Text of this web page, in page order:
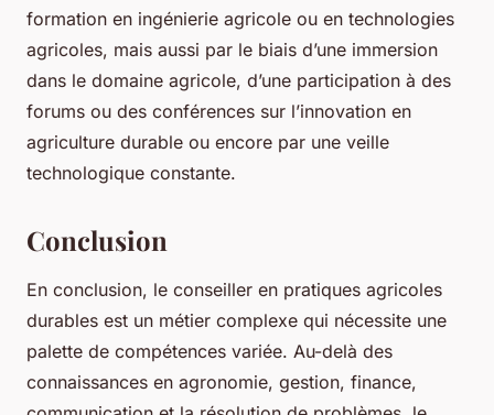
formation en ingénierie agricole ou en technologies
agricoles, mais aussi par le biais d’une immersion
dans le domaine agricole, d’une participation à des
forums ou des conférences sur l’innovation en
agriculture durable ou encore par une veille
technologique constante.
Conclusion
En conclusion, le conseiller en pratiques agricoles
durables est un métier complexe qui nécessite une
palette de compétences variée. Au-delà des
connaissances en agronomie, gestion, finance,